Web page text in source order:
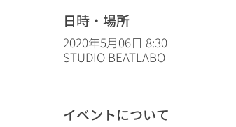
日時・場所
2020年5月06日 8:30
STUDIO BEATLABO
イベントについて